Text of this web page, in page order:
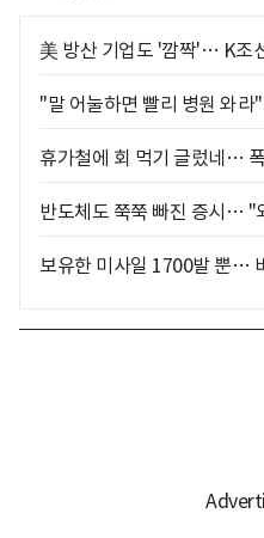
美 방산 기업도 '깜짝'… K조
"말 어눌하면 빨리 병원 와
휴가철에 회 먹기 글렀네…
반도체도 쭉쭉 빠진 증시… "
보유한 미사일 1700발 뿐…